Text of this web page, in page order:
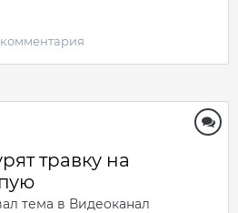
травку на
тема в Видеоканал